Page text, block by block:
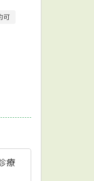
可
療